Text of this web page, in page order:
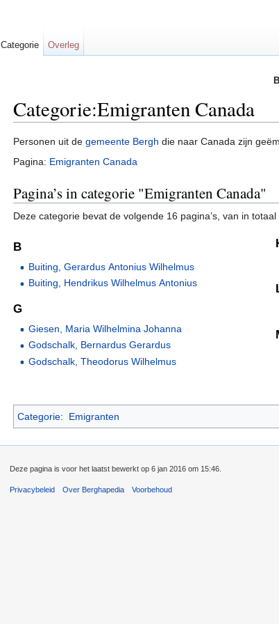
Categorie:Emigranten Canada
Personen uit de gemeente Bergh die naar Canada zijn
Pagina: Emigranten Canada
Pagina’s in categorie "Emigranten Canada"
Deze categorie bevat de volgende 16 pagina’s, van in totaal
B
Buiting, Gerardus Antonius Wilhelmus
Buiting, Hendrikus Wilhelmus Antonius
G
Giesen, Maria Wilhelmina Johanna
Godschalk, Bernardus Gerardus
Godschalk, Theodorus Wilhelmus
Categorie: Emigranten
Categorie Overleg
Deze pagina is voor het laatst bewerkt op 6 jan 2016 om 15:46.
Privacybeleid Over Berghapedia Voorbehoud